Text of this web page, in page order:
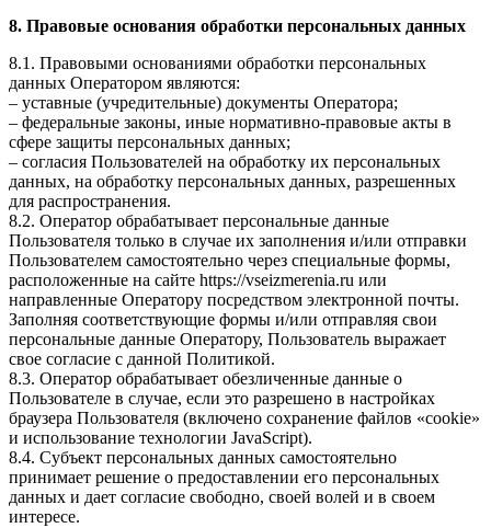
8. Правовые основания обработки персональных данных
8.1. Правовыми основаниями обработки персональных
данных Оператором являются:
– уставные (учредительные) документы Оператора;
– федеральные законы, иные нормативно-правовые акты в
сфере защиты персональных данных;
– согласия Пользователей на обработку их персональных
данных, на обработку персональных данных, разрешенных
для распространения.
8.2. Оператор обрабатывает персональные данные
Пользователя только в случае их заполнения и/или отправки
Пользователем самостоятельно через специальные формы,
расположенные на сайте https://vseizmerenia.ru или
направленные Оператору посредством электронной почты.
Заполняя соответствующие формы и/или отправляя свои
персональные данные Оператору, Пользователь выражает
свое согласие с данной Политикой.
8.3. Оператор обрабатывает обезличенные данные о
Пользователе в случае, если это разрешено в настройках
браузера Пользователя (включено сохранение файлов «cookie»
и использование технологии JavaScript).
8.4. Субъект персональных данных самостоятельно
принимает решение о предоставлении его персональных
данных и дает согласие свободно, своей волей и в своем
интересе.